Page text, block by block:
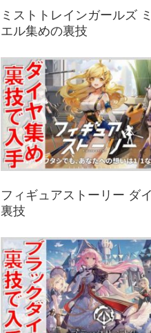
ミストトレインガールズ
エル集めの裏技
フィギュアストーリー ダ
裏技